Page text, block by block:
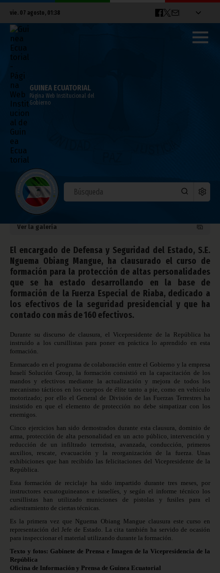
vie. 07 agosto, 01:38
GUINEA ECUATORIAL
Página Web Institucional del
Gobierno
Nguema Obiang Mangue clausura el curso
de protección de altas personalidades
mayo 14, 2023
Vicepresidencia
Ver la galería
El encargado de Defensa y Seguridad del Estado, S.E.
Nguema Obiang Mangue, ha clausurado el curso de
formación para la protección de altas personalidades
que se ha estado desarrollando en la base de
formación de la Fuerza Especial de Riaba, dedicado a
los efectivos de la seguridad presidencial y que ha
contado con más de 160 efectivos.
Durante su discurso de clausura, el Vicepresidente de la República ha
instruido a los cursillistas para poner en práctica lo aprendido en esta
formación.
Enmarcado en el programa de colaboración entre el Gobierno y la empresa
Israelí Solución Group, la formación consistió en la capacitación de los
mandos y efectivos mediante la actualización y mejora de todos los
mecanismo tácticos en los cuerpos de élite tanto a pie, como en vehículo
motorizado; por ello el General de División de las Fuerzas Terrestres ha
insistido en que el elemento de protección no debe simpatizar con los
enemigos.
Cinco ejercicios han sido demostrados durante esta clausura, dominio de
arma, protección de alta personalidad en un acto público, intervención y
reducción de un infiltrado terrorista, avanzada, conducción, primeros
auxilios, rescate, evacuación y la reorganización de la fuerza. Unas
exhibiciones que han recibido las felicitaciones del Vicepresidente de la
República.
Esta formación de reciclaje ha sido impartido durante tres meses, por
instructores ecuatoguineanos e israelíes, y según el informe técnico los
cursillistas han utilizado municiones de pistolas y fusiles para el
adiestramiento de ciertas técnicas.
Es la primera vez que Nguema Obiang Mangue clausura este curso en
representación del Jefe de Estado. La cita también ha servido de ocasión
para inspeccionar el material utilizando durante la formación.
Texto y fotos: Gabinete de Prensa e Imagen de la Vicepresidencia de la
República
Oficina de Información y Prensa de Guinea Ecuatorial